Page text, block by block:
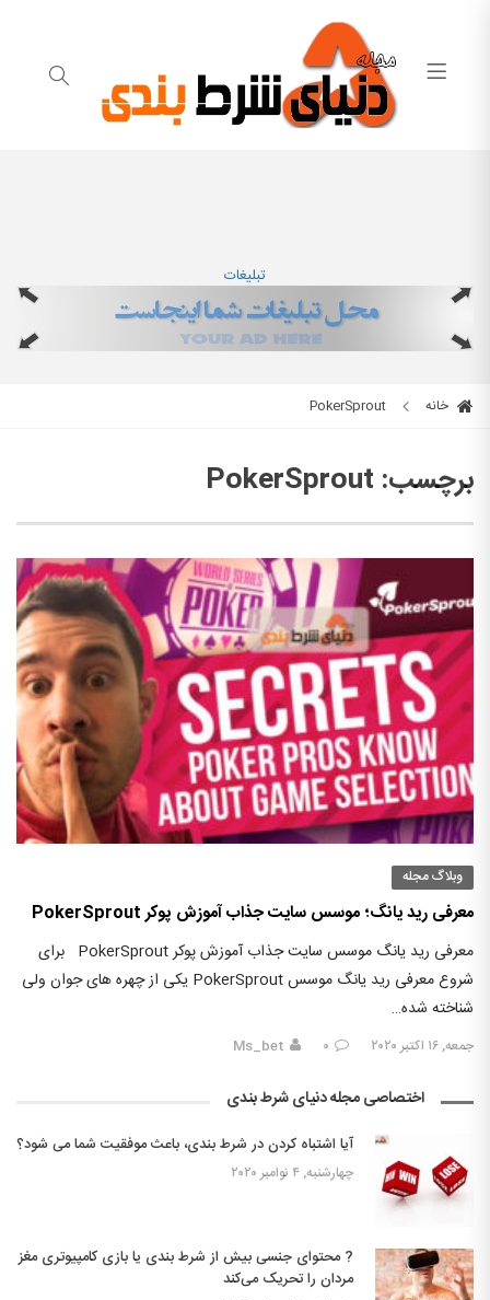
تبلیغات
خانه PokerSprout
برچسب: PokerSprout
وبلاگ مجله
معرفی رید یانگ؛ موسس سایت جذاب آموزش پوکر PokerSprout
معرفی رید یانگ موسس سایت جذاب آموزش پوکر PokerSprout برای
شروع معرفی رید یانگ موسس PokerSprout یکی از چهره های جوان ولی
شناخته شده…
جمعه, ۱۶ اکتبر ۲۰۲۰ ۰ Ms_bet
اختصاصی مجله دنیای شرط بندی
آیا اشتباه کردن در شرط بندی، باعث موفقیت شما می شود؟
چهارشنبه, ۴ نوامبر ۲۰۲۰
? محتوای جنسی بیش از شرط بندی یا بازی کامپیوتری مغز
مردان را تحریک می‌کند